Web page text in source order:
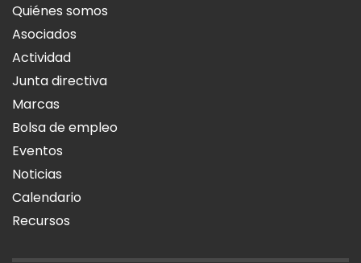
Quiénes somos
Asociados
Actividad
Junta directiva
Marcas
Bolsa de empleo
Eventos
Noticias
Calendario
Recursos